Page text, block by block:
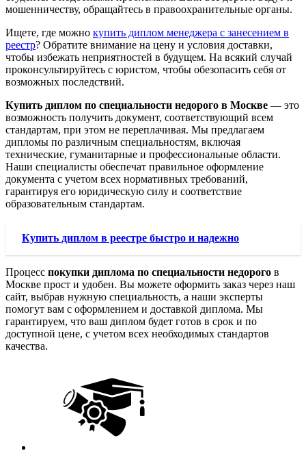
мошенничеству, обращайтесь в правоохранительные органы.
Ищете, где можно купить диплом менеджера с занесением в
реестр? Обратите внимание на цену и условия доставки,
чтобы избежать неприятностей в будущем. На всякий случай
проконсультируйтесь с юристом, чтобы обезопасить себя от
возможных последствий.
Купить диплом по специальности недорого в Москве — это
возможность получить документ, соответствующий всем
стандартам, при этом не переплачивая. Мы предлагаем
дипломы по различным специальностям, включая
технические, гуманитарные и профессиональные области.
Наши специалисты обеспечат правильное оформление
документа с учетом всех нормативных требований,
гарантируя его юридическую силу и соответствие
образовательным стандартам.
Купить диплом в реестре быстро и надежно
Процесс покупки диплома по специальности недорого в
Москве прост и удобен. Вы можете оформить заказ через наш
сайт, выбрав нужную специальность, а наши эксперты
помогут вам с оформлением и доставкой диплома. Мы
гарантируем, что ваш диплом будет готов в срок и по
доступной цене, с учетом всех необходимых стандартов
качества.